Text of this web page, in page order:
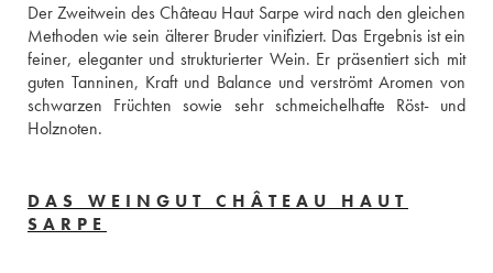
Der Zweitwein des Château Haut Sarpe wird nach den gleichen
Methoden wie sein älterer Bruder vinifiziert. Das Ergebnis ist ein
feiner, eleganter und strukturierter Wein. Er präsentiert sich mit
guten Tanninen, Kraft und Balance und verströmt Aromen von
schwarzen Früchten sowie sehr schmeichelhafte Röst- und
Holznoten.
DAS WEINGUT CHÂTEAU HAUT
SARPE